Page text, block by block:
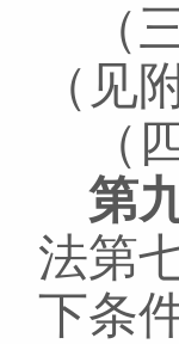
（
（见
（
第
法第
下条